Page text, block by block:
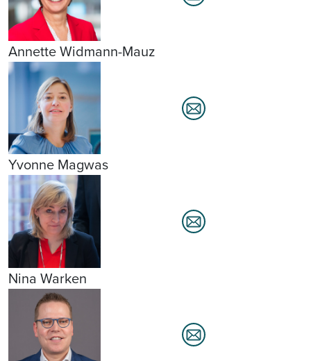
Annette Widmann-Mauz
Yvonne Magwas
Nina Warken